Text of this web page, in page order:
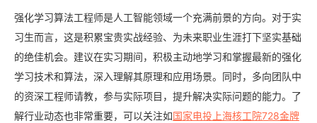
强化学习算法工程师是人工智能领域一个充满前景的方向。对于实
习生而言，这是积累宝贵实战经验、为未来职业生涯打下坚实基础
的绝佳机会。建议在实习期间，积极主动地学习和掌握最新的强化
学习技术和算法，深入理解其原理和应用场景。同时，多向团队中
的资深工程师请教，参与实际项目，提升解决实际问题的能力。了
解行业动态也非常重要，可以关注如国家电投上海核工院728金牌